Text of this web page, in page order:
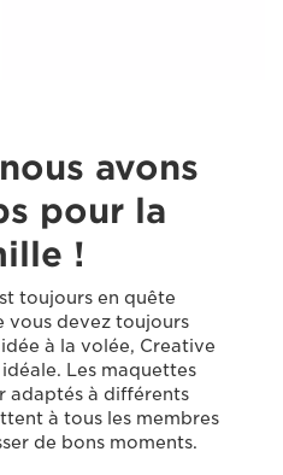
avons
pour la
!
toujours en quête
vous devez toujours
à la volée, Creative
Les maquettes
adaptés à différents
à tous les membres
de bons moments.